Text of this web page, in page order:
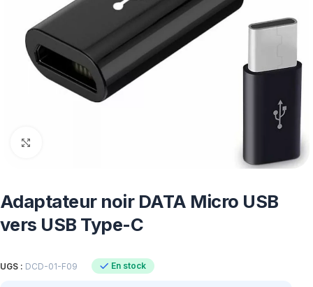
Adaptateur noir DATA Micro USB
vers USB Type-C
UGS : DCD-01-F09 En stock